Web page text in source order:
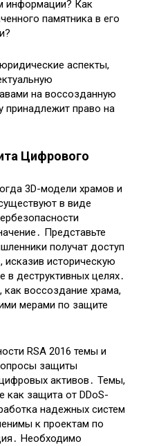
информации? Как
памятника в его
аспекты,
на воссозданную
принадлежит право на
Цифрового
3D-модели храмов и
в виде
Представьте
получат доступ
исказив историческую
в деструктивных целях․
воссоздание храма,
мерами по защите
RSA 2016 темы и
защиты
активов․ Темы,
как защита от DDoS-
надежных систем
к проектам по
Необходимо